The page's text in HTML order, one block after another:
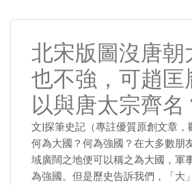
北宋版圖沒唐朝
也不強，可趙匡
以與唐太宗齊名
文|探筆史記（專註優質原創文章，
何為大國？何為強國？在大多數朋
域廣闊之地便可以稱之為大國，軍
為強國。但是歷史告訴我們，「大